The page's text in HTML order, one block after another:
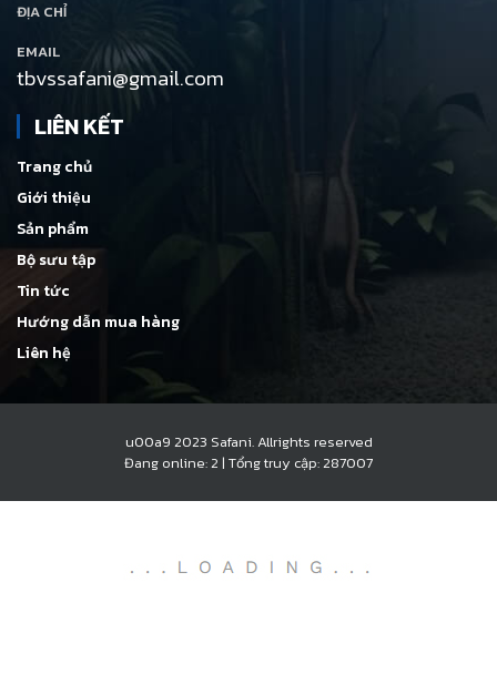
ĐỊA CHỈ
EMAIL
tbvssafani@gmail.com
LIÊN KẾT
Trang chủ
Giới thiệu
Sản phẩm
Bộ sưu tập
Tin tức
Hướng dẫn mua hàng
Liên hệ
u00a9 2023 Safani. Allrights reserved
Đang online: 2 | Tổng truy cập: 287007